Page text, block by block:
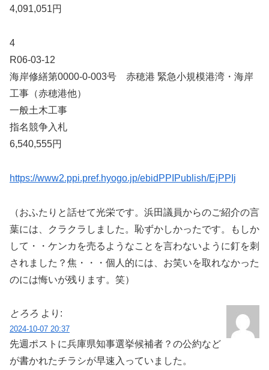
4,091,051円
4
R06-03-12
海岸修繕第0000-0-003号 赤穂港 緊急小規模港湾・海岸
工事（赤穂港他）
一般土木工事
指名競争入札
6,540,555円
https://www2.ppi.pref.hyogo.jp/ebidPPIPublish/EjPPIj
（おふたりと話せて光栄です。浜田議員からのご紹介の言
葉には、クラクラしました。恥ずかしかったです。もしか
して・・ケンカを売るようなことを言わないように釘を刺
されました？焦・・・個人的には、お笑いを取れなかった
のには悔いが残ります。笑）
とろろ より:
2024-10-07 20:37
先週ポストに兵庫県知事選挙候補者？の公約など
が書かれたチラシが早速入っていました。